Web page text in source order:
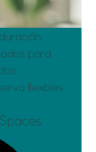
para
flexibles